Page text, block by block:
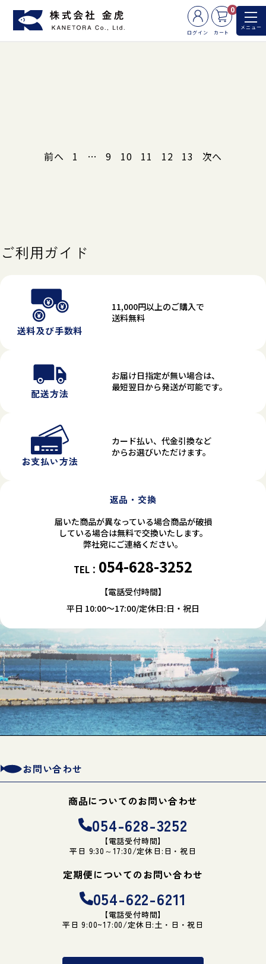
ログイン
0
カート
メニュー
前へ 1 … 9 10 11 12 13 次へ
ご利用ガイド
送料及び手数料
11,000円以上のご購入で
送料無料
配送方法
お届け日指定が無い場合は、
最短翌日から発送が可能です。
お支払い方法
カード払い、代金引換など
からお選びいただけます。
返品・交換
届いた商品が異なっている場合商品が破損
している場合は無料で交換いたします。
弊社宛にご連絡ください。
TEL： 054-628-3252
【電話受付時間】
平日 10:00～17:00/定休日:日・祝日
お問い合わせ
商品についてのお問い合わせ
054-628-3252
【電話受付時間】
平日 9:30～17:30/定休日:日・祝日
定期便についてのお問い合わせ
054-622-6211
【電話受付時間】
平日 9:00~17:00/定休日:土・日・祝日